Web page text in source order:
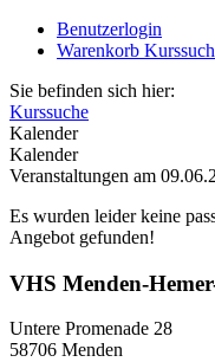
Benutzerlogin
Warenkorb
Sie befinden sich hier:
Kurssuche
Kalender
Kalender
Veranstaltungen am
Es wurden leider keine
Angebot gefunden!
VHS Menden-
Untere Promenade 28
58706 Menden